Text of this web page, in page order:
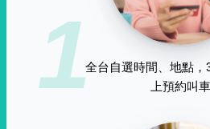
1全台自選時間、地點，
上預約叫車